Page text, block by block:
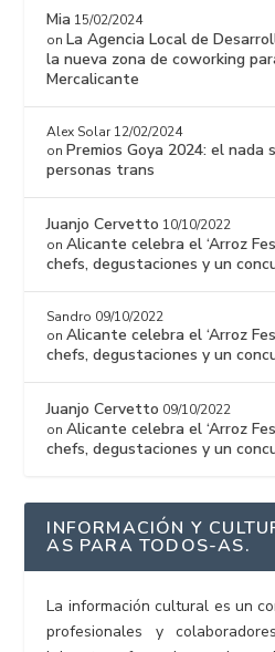
Mia 15/02/2024
on La Agencia Local de
la nueva zona de coworking
Mercalicante
Alex Solar 12/02/2024
on Premios Goya 2024: el nada
personas trans
Juanjo Cervetto 10/10/2022
onAlicante celebra el ‘Arroz
chefs, degustaciones y un
Sandro 09/10/2022
onAlicante celebra el ‘Arroz
chefs, degustaciones y un
Juanjo Cervetto 09/10/2022
onAlicante celebra el ‘Arroz
chefs, degustaciones y un
INFORMACIÓN Y
AS PARA TODOS-AS.
La información cultural es un
profesionales y